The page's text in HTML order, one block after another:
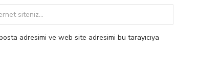
adresimi ve web site adresimi bu tarayıcıya